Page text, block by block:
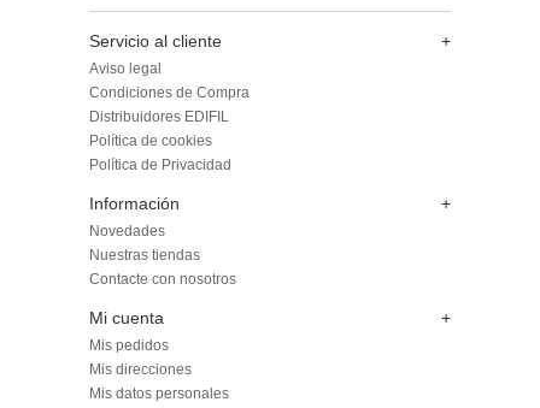
Servicio al cliente +
Aviso legal
Condiciones de Compra
Distribuidores EDIFIL
Política de cookies
Política de Privacidad
Información +
Novedades
Nuestras tiendas
Contacte con nosotros
Mi cuenta +
Mis pedidos
Mis direcciones
Mis datos personales